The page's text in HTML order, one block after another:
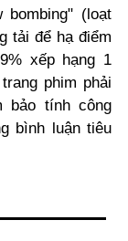
bombing" (loạt
tải để hạ điểm
xếp hạng 1
phim phải
bảo tính công
bình luận tiêu